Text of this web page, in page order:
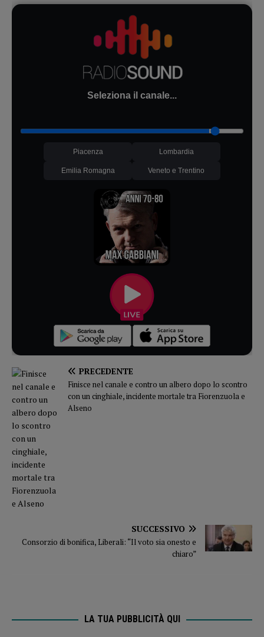
Seleziona il canale...
Piacenza Lombardia
Emilia Romagna Veneto e Trentino
PRECEDENTE
Finisce nel canale e contro un albero dopo lo scontro
con un cinghiale, incidente mortale tra Fiorenzuola e
Alseno
SUCCESSIVO
Consorzio di bonifica, Liberali: “Il voto sia onesto e
chiaro”
LA TUA PUBBLICITÀ QUI